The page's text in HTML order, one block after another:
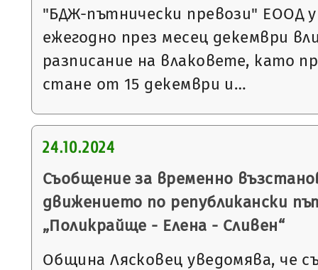
"БДЖ-пътнически превози" ЕООД
ежегодно през месец декември
разписание на влаковете, като
стане от 15 декември и…
24.10.2024
Съобщение за временно
движението по републикански
„Поликрайще - Елена - Сливен“
Община Лясковец уведомява, че